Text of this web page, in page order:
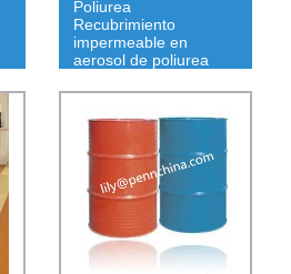
Poliurea
Recubrimiento
impermeable en
aerosol de poliurea